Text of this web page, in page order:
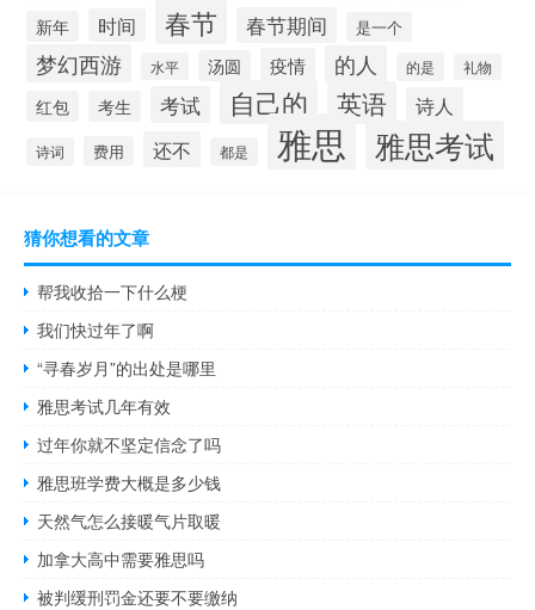
新年 时间 春节 春节期间 是一个
梦幻西游 水平 汤圆 疫情 的人 的是 礼物
红包 考生 考试 自己的 英语 诗人
诗词 费用 还不 都是 雅思 雅思考试
猜你想看的文章
帮我收拾一下什么梗
我们快过年了啊
“寻春岁月”的出处是哪里
雅思考试几年有效
过年你就不坚定信念了吗
雅思班学费大概是多少钱
天然气怎么接暖气片取暖
加拿大高中需要雅思吗
被判缓刑罚金还要不要缴纳